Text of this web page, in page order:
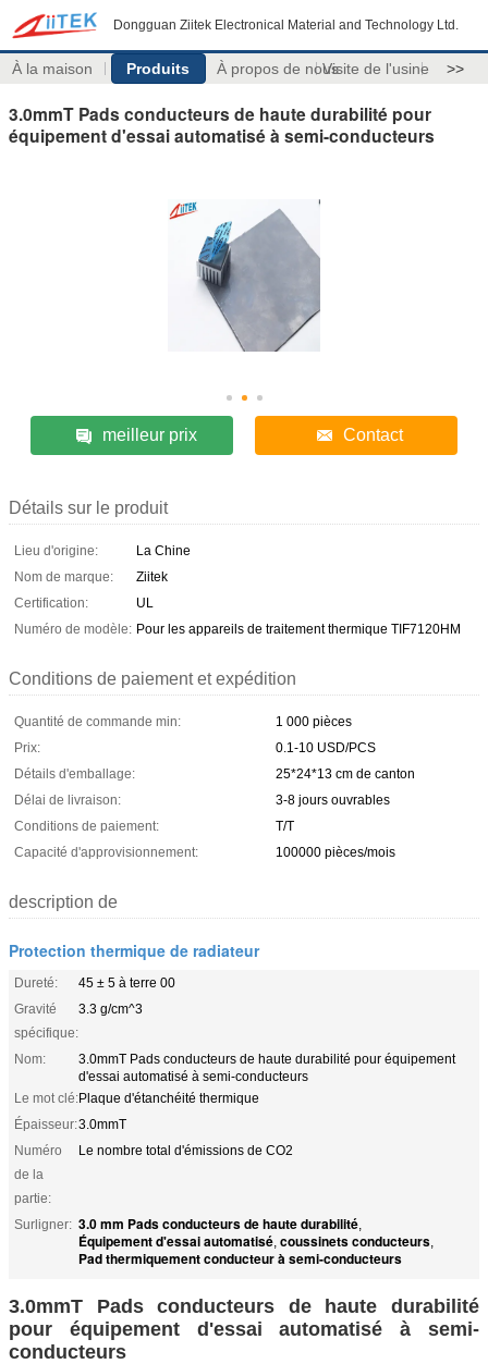
Dongguan Ziitek Electronical Material and Technology Ltd.
À la maison Produits À propos de nousVisite de l'usine >>
3.0mmT Pads conducteurs de haute durabilité pour
équipement d'essai automatisé à semi-conducteurs
meilleur prix Contact
Détails sur le produit
Lieu d'origine:
La Chine
Nom de marque:
Ziitek
Certification:
UL
Numéro de modèle: Pour les appareils de traitement thermique TIF7120HM
Conditions de paiement et expédition
Quantité de commande min:
1 000 pièces
Prix:
0.1-10 USD/PCS
Détails d'emballage:
25*24*13 cm de canton
Délai de livraison:
3-8 jours ouvrables
Conditions de paiement:
T/T
Capacité d'approvisionnement:
100000 pièces/mois
description de
Protection thermique de radiateur
Dureté:
45 ± 5 à terre 00
Gravité
spécifique:
3.3 g/cm^3
Nom:
3.0mmT Pads conducteurs de haute durabilité pour équipement
d'essai automatisé à semi-conducteurs
Le mot clé:Plaque d'étanchéité thermique
Épaisseur:3.0mmT
Numéro
de la
partie:
Le nombre total d'émissions de CO2
Surligner: 3.0 mm Pads conducteurs de haute durabilité,
Équipement d'essai automatisé, coussinets conducteurs,
Pad thermiquement conducteur à semi-conducteurs
3.0mmT Pads conducteurs de haute durabilité
pour équipement d'essai automatisé à semi-
conducteurs